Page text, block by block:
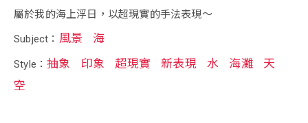
屬於我的海上浮日，以超現實的手法表現～
Subject： 風景 海
Style：抽象 印象 超現實 新表現 水 海灘
天
空